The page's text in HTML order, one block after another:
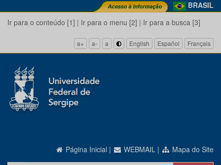
BRASIL
Ir para o conteúdo [1] | Ir para o menu [2] | Ir para a busca [3]
a+ a- a English Español Français
Página Inicial | WEBMAIL | Mapa do Site